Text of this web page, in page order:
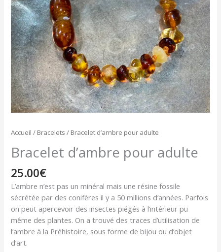
Accueil / Bracelets / Bracelet d’ambre pour adulte
Bracelet d’ambre pour adulte
25.00€
L’ambre n’est pas un minéral mais une résine fossile
sécrétée par des conifères il y a 50 millions d’années. Parfois
on peut apercevoir des insectes piégés à l’intérieur pu
même des plantes. On a trouvé des traces d’utilisation de
l’ambre à la Préhistoire, sous forme de bijou ou d’objet
d’art.